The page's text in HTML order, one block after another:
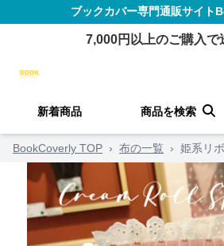
ブックカバー専門通販サイト
7,000円以上のご購入で
新着商品 商品を検索
BookCoverly TOP › 布の一覧 › 姫系リ